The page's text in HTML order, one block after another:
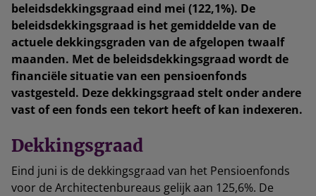
beleidsdekkingsgraad eind mei (122,1%). De
beleidsdekkingsgraad is het gemiddelde van de
actuele dekkingsgraden van de afgelopen twaalf
maanden. Met de beleidsdekkingsgraad wordt de
financiële situatie van een pensioenfonds
vastgesteld. Deze dekkingsgraad stelt onder andere
vast of een fonds een tekort heeft of kan indexeren.
Dekkingsgraad
Eind juni is de dekkingsgraad van het Pensioenfonds
voor de Architectenbureaus gelijk aan 125,6%. De